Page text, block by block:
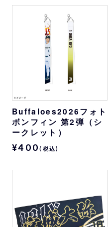
Buffaloes2026フォト
ボンフィン 第2弾（シ
ークレット）
¥400(税込)